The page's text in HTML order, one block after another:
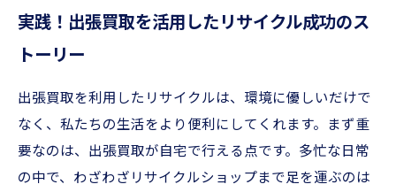
実践！出張買取を活用したリサイクル成功のス
トーリー
出張買取を利用したリサイクルは、環境に優しいだけで
なく、私たちの生活をより便利にしてくれます。まず重
要なのは、出張買取が自宅で行える点です。多忙な日常
の中で、わざわざリサイクルショップまで足を運ぶのは